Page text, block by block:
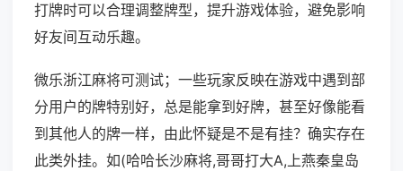
打牌时可以合理调整牌型，提升游戏体验，避免影响
好友间互动乐趣。
微乐浙江麻将可测试；一些玩家反映在游戏中遇到部
分用户的牌特别好，总是能拿到好牌，甚至好像能看
到其他人的牌一样，由此怀疑是不是有挂？确实存在
此类外挂。如(哈哈长沙麻将,哥哥打大A,上燕秦皇岛